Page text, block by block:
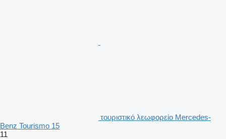
τουριστικό λεωφορείο Mercedes-
Benz Tourismo 15
11